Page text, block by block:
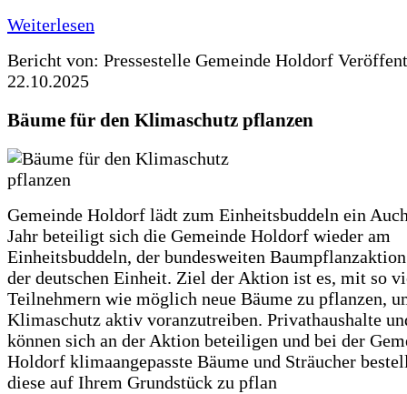
Weiterlesen
Bericht von: Pressestelle Gemeinde Holdorf
22.10.2025
Bäume für den Klimaschutz pflanzen
Gemeinde Holdorf lädt zum Einheitsbuddeln ein
Jahr beteiligt sich die Gemeinde Holdorf wieder am
Einheitsbuddeln, der bundesweiten
der deutschen Einheit. Ziel der Aktion ist es, mit so
Teilnehmern wie möglich neue Bäume zu pflanzen,
Klimaschutz aktiv voranzutreiben. Privathaushalte
können sich an der Aktion beteiligen und bei der
Holdorf klimaangepasste Bäume und Sträucher
diese auf Ihrem Grundstück zu pflan